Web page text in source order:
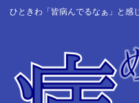
ひときわ「皆病んでるなぁ」と感